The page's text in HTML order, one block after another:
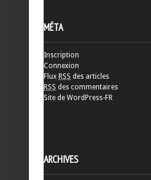
MÉTA
Inscription
Connexion
Flux RSS des articles
RSS des commentaires
Site de WordPress-FR
ARCHIVES